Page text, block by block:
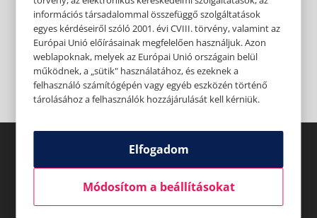
információs társadalommal összefüggő szolgáltatások
egyes kérdéseiről szóló 2001. évi CVIII. törvény, valamint az
Európai Unió előírásainak megfelelően használjuk. Azon
weblapoknak, melyek az Európai Unió országain belül
működnek, a „sütik" használatához, és ezeknek a
felhasználó számítógépén vagy egyéb eszközén történő
tárolásához a felhasználók hozzájárulását kell kérniük.
Elfogadom
Módosítom a beállításokat